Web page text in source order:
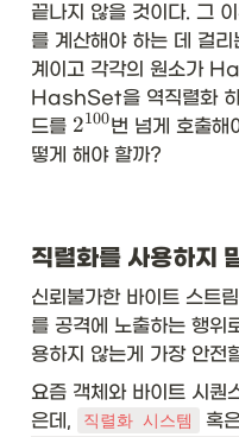
끝나지 않을 것이다. 그
를 계산해야 하는 데 걸
계이고 각각의 원소가
HashSet을 역직렬화
드를 2
^
{
}
2100번 넘게 호출해
떻게 해야 할까?
직렬화를 사용하지
신뢰불가한 바이트 스트
를 공격에 노출하는 행위
용하지 않는게 가장 안전
요즘 객체와 바이트 시퀀
은데,
직렬화 시스템 혹